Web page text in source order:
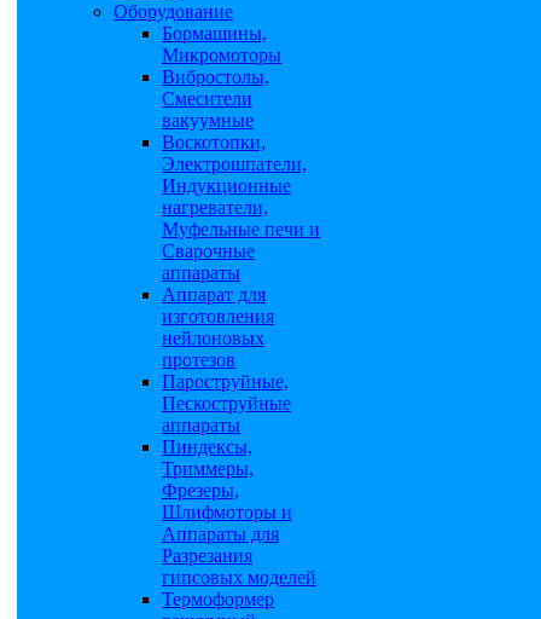
Оборудование
Бормашины,
Микромоторы
Вибростолы,
Смесители
вакуумные
Воскотопки,
Электрошпатели,
Индукционные
нагреватели,
Муфельные печи и
Сварочные
аппараты
Аппарат для
изготовления
нейлоновых
протезов
Пароструйные,
Пескоструйные
аппараты
Пиндексы,
Триммеры,
Фрезеры,
Шлифмоторы и
Аппараты для
Разрезания
гипсовых моделей
Термоформер